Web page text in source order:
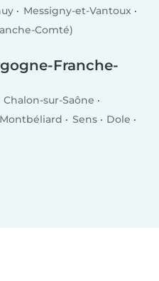
Messigny-et-Vantoux
Comté)
Franche-
Chalon-sur-Saône
Montbéliard Sens
Dole